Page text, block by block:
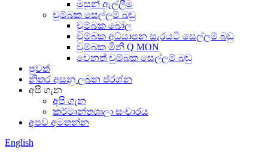
මසුන් ඇල්ලීම
චුම්බක සෙල්ලම් බඩු
චුම්බක බෝල
චුම්බක අධ්යාපන සැරයටි සෙල්ලම් බඩු
චුම්බක මිනි Q MON
වෙනත් චුම්බක සෙල්ලම් බඩු
පුවත්
නිතර අසනු ලබන ප්රශ්න
අපි ගැන
අපි ගැන
කර්මාන්තශාලා සංචාරය
අපව අමතන්න
English